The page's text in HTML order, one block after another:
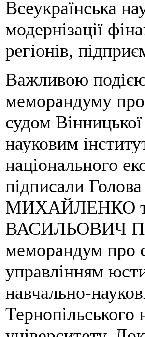
Всеукраїнська
модернізації
регіонів,
Важливою подією
меморандуму
судом
науковим
національного
підписали
МИХАЙЛЕНКО
ВАСИЛЬОВИЧ
меморандум про
управлінням
навчально-
Тернопільського